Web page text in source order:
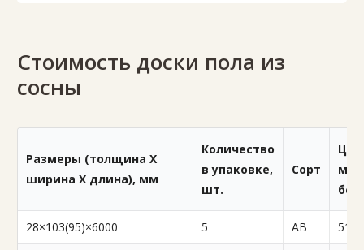
Стоимость доски пола из
сосны
Размеры (толщина X
ширина X длина), мм
Количество
в упаковке,
шт.
Сорт
м2,
28×103(95)×6000 5 AB